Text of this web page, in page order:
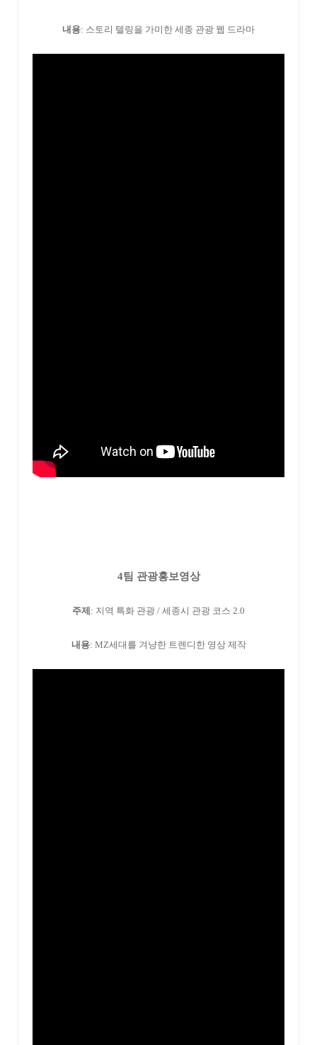
내용: 스토리 텔링을 가미한 세종 관광 웹 드라마
4팀 관광홍보영상
주제 : 지역 특화 관광 / 세종시 관광 코스 2.0
내용: MZ세대를 겨냥한 트렌디한 영상 제작